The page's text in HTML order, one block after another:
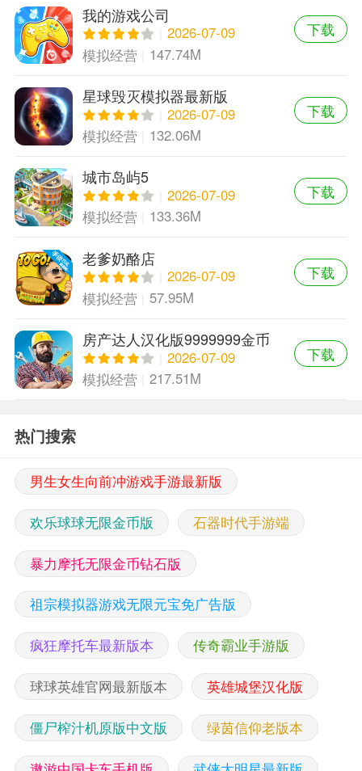
我的游戏公司
2026-07-09
模拟经营
147.74M
下载
星球毁灭模拟器最新版
2026-07-09
模拟经营
132.06M
下载
城市岛屿5
2026-07-09
模拟经营
133.36M
下载
老爹奶酪店
2026-07-09
模拟经营
57.95M
下载
房产达人汉化版9999999金币
2026-07-09
模拟经营
217.51M
下载
热门搜索
男生女生向前冲游戏手游最新版
欢乐球球无限金币版 石器时代手游端
暴力摩托无限金币钻石版
祖宗模拟器游戏无限元宝免广告版
疯狂摩托车最新版本 传奇霸业手游版
球球英雄官网最新版本 英雄城堡汉化版
僵尸榨汁机原版中文版 绿茵信仰老版本